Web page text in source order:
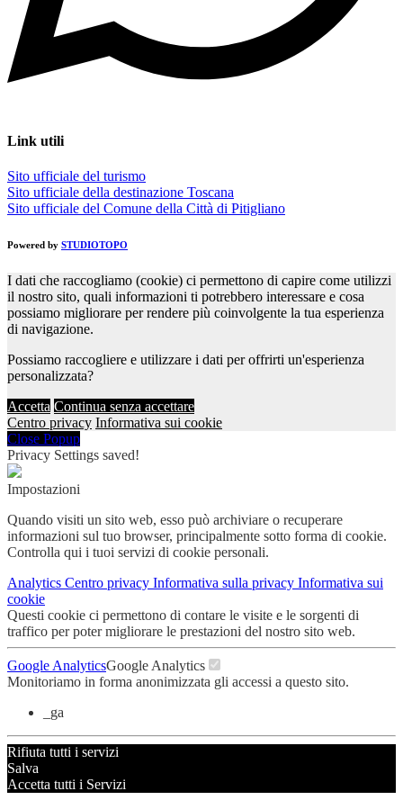
Link utili
Sito ufficiale del turismo
Sito ufficiale della destinazione Toscana
Sito ufficiale del Comune della Città di Pitigliano
Powered by STUDIOTOPO
I dati che raccogliamo (cookie) ci permettono di capire come utilizzi
il nostro sito, quali informazioni ti potrebbero interessare e cosa
possiamo migliorare per rendere più coinvolgente la tua esperienza
di navigazione.
Possiamo raccogliere e utilizzare i dati per offrirti un'esperienza
personalizzata?
Accetta Continua senza accettare
Centro privacy Informativa sui cookie
Close Popup
Privacy Settings saved!
Impostazioni
Quando visiti un sito web, esso può archiviare o recuperare
informazioni sul tuo browser, principalmente sotto forma di cookie.
Controlla qui i tuoi servizi di cookie personali.
Analytics Centro privacy Informativa sulla privacy Informativa sui
cookie
Questi cookie ci permettono di contare le visite e le sorgenti di
traffico per poter migliorare le prestazioni del nostro sito web.
Google AnalyticsGoogle Analytics
Monitoriamo in forma anonimizzata gli accessi a questo sito.
_ga
Rifiuta tutti i servizi
Salva
Accetta tutti i Servizi